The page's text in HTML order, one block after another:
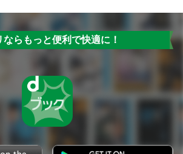
ならもっと便利で快適に！